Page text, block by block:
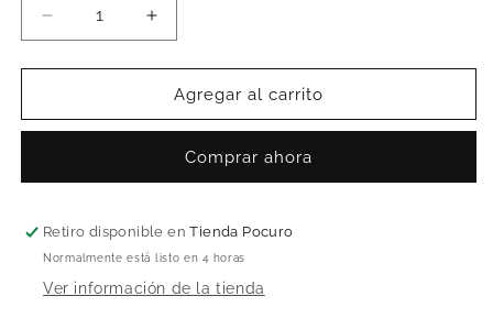
Reducir
cantidad
para
PLATO
MARROQUÍ
Aumentar
cantidad
para
HEY!
PLATO
DISEÑO
MARROQUÍ
Agregar al carrito
Comprar ahora
Retiro disponible enTienda Pocuro
Normalmente está listo en 4 horas
Ver información de la tienda